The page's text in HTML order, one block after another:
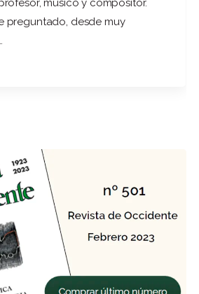
músico y compositor.
preguntado, desde muy